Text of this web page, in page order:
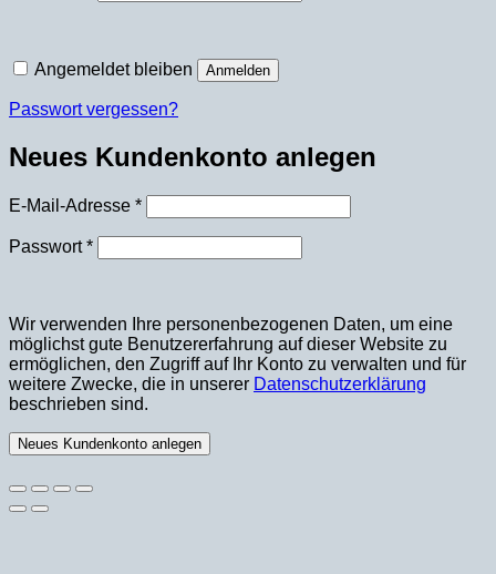
Angemeldet bleiben Anmelden
Passwort vergessen?
Neues Kundenkonto anlegen
E-Mail-Adresse *Erforderlich
Passwort*Erforderlich
Wir verwenden Ihre personenbezogenen Daten, um eine
möglichst gute Benutzererfahrung auf dieser Website zu
ermöglichen, den Zugriff auf Ihr Konto zu verwalten und für
weitere Zwecke, die in unserer Datenschutzerklärung
beschrieben sind.
Neues Kundenkonto anlegen